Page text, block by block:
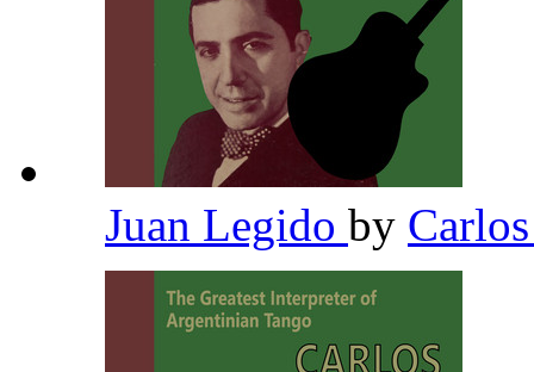
Juan Legido by